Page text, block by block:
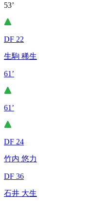
53’
DF 22
生駒 稀生
61’
61’
DF 24
竹内 悠力
DF 36
石井 大生